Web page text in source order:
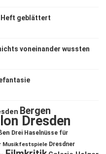
Heft geblättert
voneinander wussten
Bergen
Dresden
Drei Haselnüsse für
Musikfestspiele Dresdner